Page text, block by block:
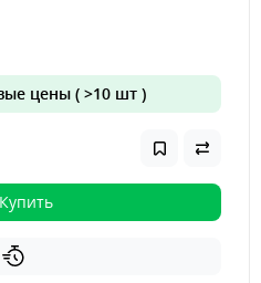
цены ( >10 шт )
Купить